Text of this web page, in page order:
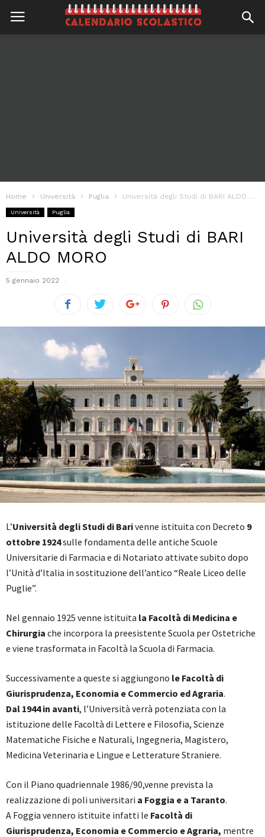
Home Università Puglia Università degli Studi di BARI ALDO MORO
Università Puglia
Università degli Studi di BARI
ALDO MORO
5 gennaio 2022
L’Università degli Studi di Barivenne istituita con Decreto 9
ottobre 1924sulle fondamenta delle antiche Scuole
Universitarie di Farmacia e di Notariato attivate subito dopo
l’Unità d’Italia in sostituzione dell’antico “Reale Liceo delle
Puglie”.
Nel gennaio 1925 venne istituita la Facoltà di Medicina e
Chirurgia che incorpora la preesistente Scuola per Ostetriche
e viene trasformata in Facoltà la Scuola di Farmacia.
Successivamente a queste si aggiungono le Facoltà di
Giurisprudenza, Economia e Commercio ed Agraria.
Dal 1944 in avanti, l’Università verrà potenziata con la
istituzione delle Facoltà di Lettere e Filosofia, Scienze
Matematiche Fisiche e Naturali, Ingegneria, Magistero,
Medicina Veterinaria e Lingue e Letterature Straniere.
Con il Piano quadriennale 1986/90,venne prevista la
realizzazione di poli universitari a Foggia e a Taranto.
A Foggia vennero istituite infatti le Facoltà di
Giurisprudenza, Economia e Commercio e Agraria, mentre